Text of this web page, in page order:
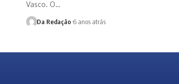
Vasco. O…
Da Redação 6 anos atrás